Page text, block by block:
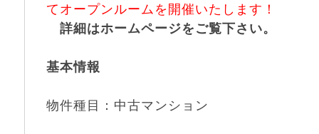
てオープンルームを開催いたします！
詳細はホームページをご覧下さい。
基本情報
物件種目：中古マンション